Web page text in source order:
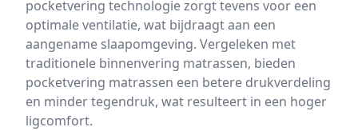
pocketvering technologie zorgt tevens voor een
optimale ventilatie, wat bijdraagt aan een
aangename slaapomgeving. Vergeleken met
traditionele binnenvering matrassen, bieden
pocketvering matrassen een betere drukverdeling
en minder tegendruk, wat resulteert in een hoger
ligcomfort.